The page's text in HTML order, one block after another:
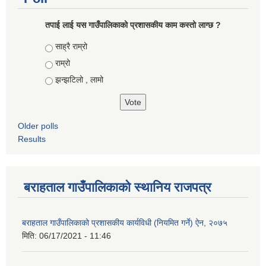
तपाई लाई यस गाउँपालिकाको प्रशासकीय काम कस्तो लाग्छ ?
Choices
साह्रै राम्रो
राम्रो
झन्झटिलो , लामो
Older polls
Results
बराहताल गाउँपालिकाको स्थानिय राजपत्र
बराहताल गाउँपालिकाको प्रशासकीय कार्यविधी (नियमित गर्ने) ऐन, २०७५
मिति: 06/17/2021 - 11:46